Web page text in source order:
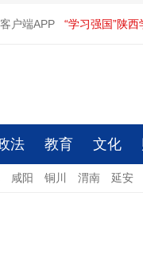
客户端APP “学习强国”陕西
法 教育 文化
咸阳 铜川 渭南 延安